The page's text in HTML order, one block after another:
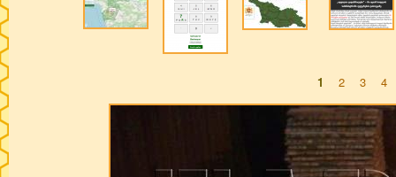
Pages
1 2 3 4